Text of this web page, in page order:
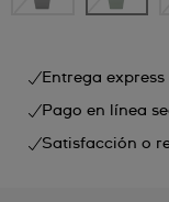
Entrega
Pago en línea
Satisfacción o